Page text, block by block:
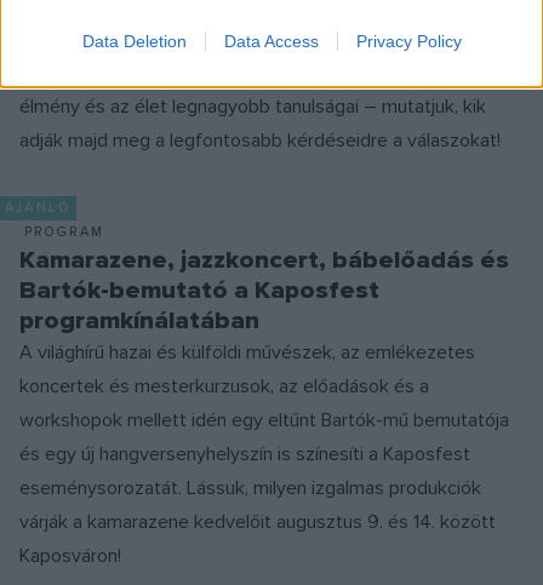
Data Deletion Data Access Privacy Policy
és válnak hallhatóvá a jövő hangjai. Kortárs dalköltészet,
élmény és az élet legnagyobb tanulságai – mutatjuk, kik
adják majd meg a legfontosabb kérdéseidre a válaszokat!
AJÁNLÓ
PROGRAM
Kamarazene, jazzkoncert, bábelőadás és
Bartók-bemutató a Kaposfest
programkínálatában
A világhírű hazai és külföldi művészek, az emlékezetes
koncertek és mesterkurzusok, az előadások és a
workshopok mellett idén egy eltűnt Bartók-mű bemutatója
és egy új hangversenyhelyszín is színesíti a Kaposfest
eseménysorozatát. Lássuk, milyen izgalmas produkciók
várják a kamarazene kedvelőit augusztus 9. és 14. között
Kaposváron!